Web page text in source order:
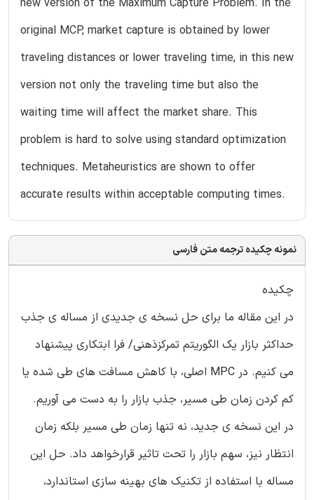
new version of the Maximum Capture Problem. In the
original MCP, market capture is obtained by lower
traveling distances or lower traveling time, in this new
version not only the traveling time but also the
waiting time will affect the market share. This
problem is hard to solve using standard optimization
techniques. Metaheuristics are shown to offer
accurate results within acceptable computing times.
نمونه چکیده ترجمه متن فارسی
چکیده
در این مقاله ما برای حل نسخه ی جدیدی از مساله ی جذب
حداکثر بازار یک الگوریتم تمرکزذهنی/ فرا ابتکاری پیشنهاد
می کنیم. در MPC اصلی، با کاهش مسافت های طی شده یا
کم کردن زمان طی مسیر، جذب بازار را به دست می آوریم.
در این نسخه ی جدید، نه تنها زمان طی مسیر بلکه زمان
انتظار نیز، سهم بازار را تحت تاثیر قرارخواهد داد. حل این
مساله با استفاده از تکنیک های بهینه سازی استاندارد،